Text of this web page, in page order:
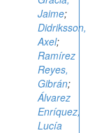
Jaime;
Didriksson,
Axel;
Ramírez
Reyes,
Gibrán;
Álvarez
Enríquez,
Lucía